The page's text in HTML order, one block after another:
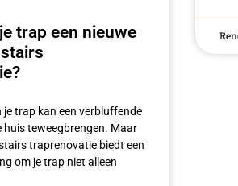
trap een nieuwe
je trap kan een verbluffende
teweegbrengen. Maar
traprenovatie biedt een
om je trap niet alleen